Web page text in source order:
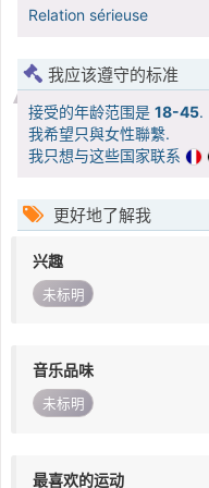
Relation sérieuse
我应该遵守的标准
接受的年龄范围是 18-45.
我希望只與女性聯繫.
我只想与这些国家联系
更好地了解我
兴趣
未标明
音乐品味
未标明
最喜欢的运动